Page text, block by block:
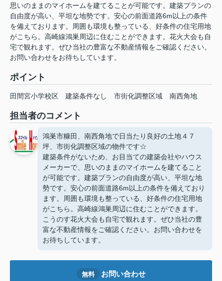
思いのままのマイホームを建てることが可能です。建築プランの
自由度が高い、平坦な地勢です。安心の前面道路6m以上の条件
を備えております。周囲も環境も整っている、好条件の住宅用地
がこちら。高崎線鴻巣周辺に住むことができます。花火大会も自
宅で観れます。ぜひ当社の豊富な不動産情報をご確認ください。
お問い合わせをお待ちしています。
ポイント
田間宮小学校区 建築条件なし 市街化調整区域 南西角地
担当者のコメント
鴻巣市糠田、南西角地で日当たり良好の土地４７
坪、市街化調整区域の物件です☆
建築条件がないため、お目当ての建築会社やハウス
メーカーで、思いのままのマイホームを建てること
が可能です。建築プランの自由度が高い、平坦な地
勢です。安心の前面道路6m以上の条件を備えており
ます。周囲も環境も整っている、好条件の住宅用地
がこちら。高崎線鴻巣周辺に住むことができます。
こうのす花火大会も自宅で観れます。ぜひ当社の豊
富な不動産情報をご確認ください。お問い合わせを
お待ちしています。
無料 お問い合わせ